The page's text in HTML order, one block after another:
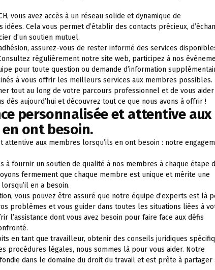
vous avez accès à un réseau solide et dynamique de
Cela vous permet d’établir des contacts précieux,
d’un soutien mutuel.
assurez-vous de rester informé des services
régulièrement notre site web, participez à nos
pour toute question ou demande d’information
à vous offrir les meilleurs services aux membres possibles.
tout au long de votre parcours professionnel et de vous aider
dès aujourd’hui et découvrez tout ce que nous avons à offrir !
personnalisée et attentive aux
ont besoin.
attentive aux membres lorsqu’ils en ont besoin : notre
à fournir un soutien de qualité à nos membres à chaque étape
fermement que chaque membre est unique et mérite une
en a besoin.
vous pouvez être assuré que notre équipe d’experts est là
problèmes et vous guider dans toutes les situations liées à
l’assistance dont vous avez besoin pour faire face aux défis
en tant que travailleur, obtenir des conseils juridiques
procédures légales, nous sommes là pour vous aider. Notre
dans le domaine du droit du travail et est prête à partager